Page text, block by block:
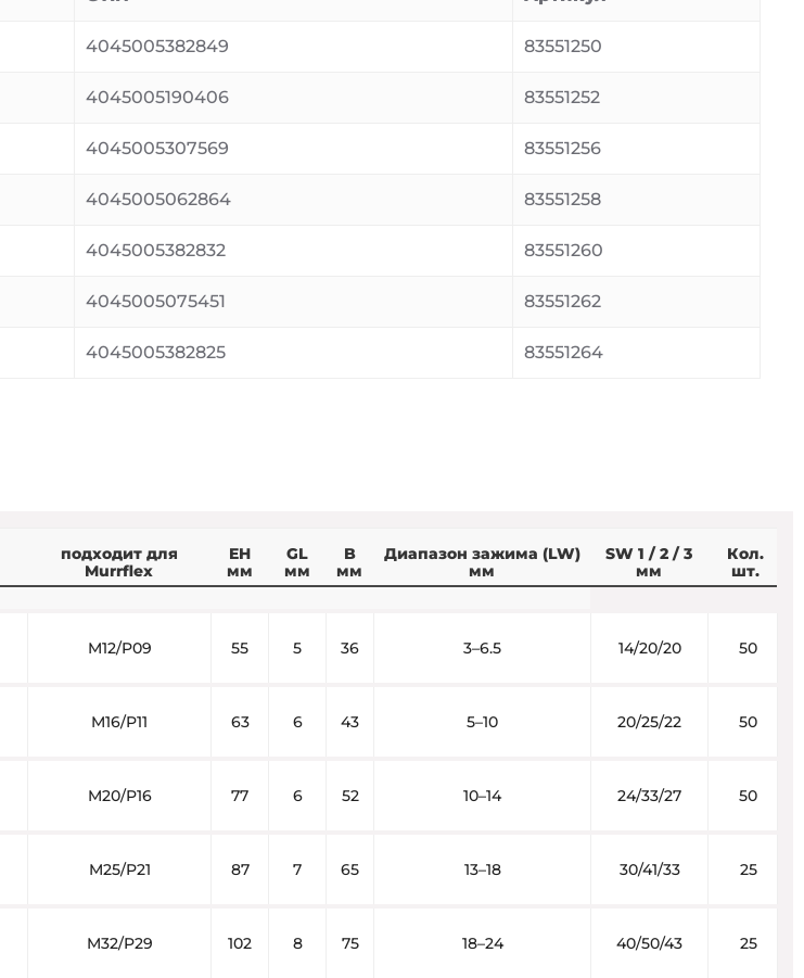
4045005382849 83551250
4045005190406 83551252
4045005307569 83551256
4045005062864 83551258
4045005382832 83551260
4045005075451 83551262
4045005382825 83551264
подходит для
Murrflex
EH
мм
GL
мм
B
мм
Диапазон зажима (LW)
мм
SW 1 / 2 / 3
мм
Кол.
шт.
M12/P09 55 5 36 3–6.5 14/20/20 50
M16/P11 63 6 43 5–10 20/25/22 50
M20/P16 77 6 52 10–14 24/33/27 50
M25/P21 87 7 65 13–18 30/41/33 25
M32/P29 102 8 75 18–24 40/50/43 25